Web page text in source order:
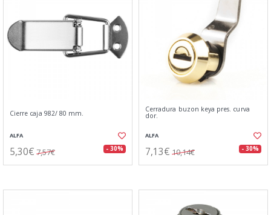
Cierre caja 982/ 80 mm.
ALFA
5,30€ 7,57€ - 30%
Cerradura buzon keya pres. curva
dor.
ALFA
7,13€ 10,14€ - 30%